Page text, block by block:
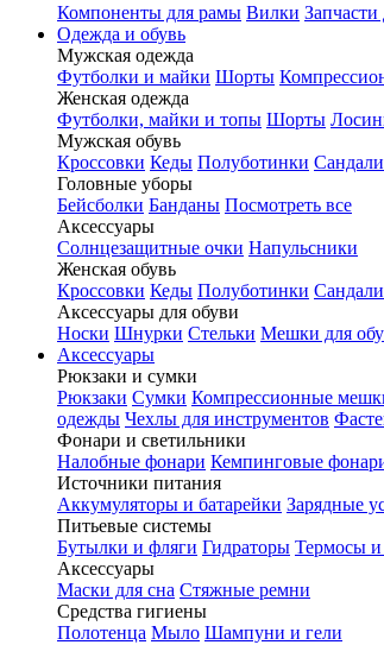
Компоненты для рамы Вилки Запчасти
Одежда и обувь
Мужская одежда
Футболки и майки Шорты
Женская одежда
Футболки, майки и топы Шорты
Мужская обувь
Кроссовки Кеды Полуботинки
Головные уборы
Бейсболки Банданы Посмотреть все
Аксессуары
Солнцезащитные очки Напульсники
Женская обувь
Кроссовки Кеды Полуботинки
Аксессуары для обуви
Носки Шнурки Стельки Мешки для
Аксессуары
Рюкзаки и сумки
Рюкзаки Сумки Компрессионные
одежды Чехлы для инструментов
Фонари и светильники
Налобные фонари Кемпинговые
Источники питания
Аккумуляторы и батарейки Зарядные
Питьевые системы
Бутылки и фляги Гидраторы Термосы
Аксессуары
Маски для сна Стяжные ремни
Средства гигиены
Полотенца Мыло Шампуни и гели